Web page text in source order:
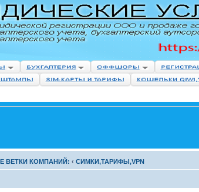
ВЕТКИ КОМПАНИЙ: ‹ СИМКИ,ТАРИФЫ,VPN